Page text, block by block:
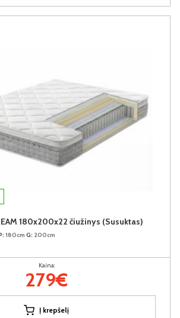
180x200x22 čiužinys (Susuktas)
180cm G: 200cm
Kaina:
279€
Į krepšelį